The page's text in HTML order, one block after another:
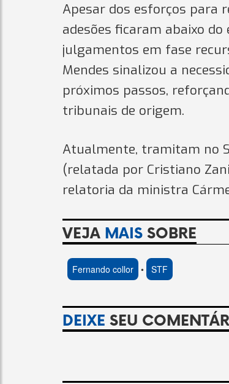
Apesar dos esforços para
adesões ficaram abaixo
julgamentos em fase
Mendes sinalizou a
próximos passos,
tribunais de origem.
Atualmente, tramitam no
(relatada por Cristiano
relatoria da ministra
VEJA MAIS SOBRE
Fernando collor • STF
DEIXE SEU